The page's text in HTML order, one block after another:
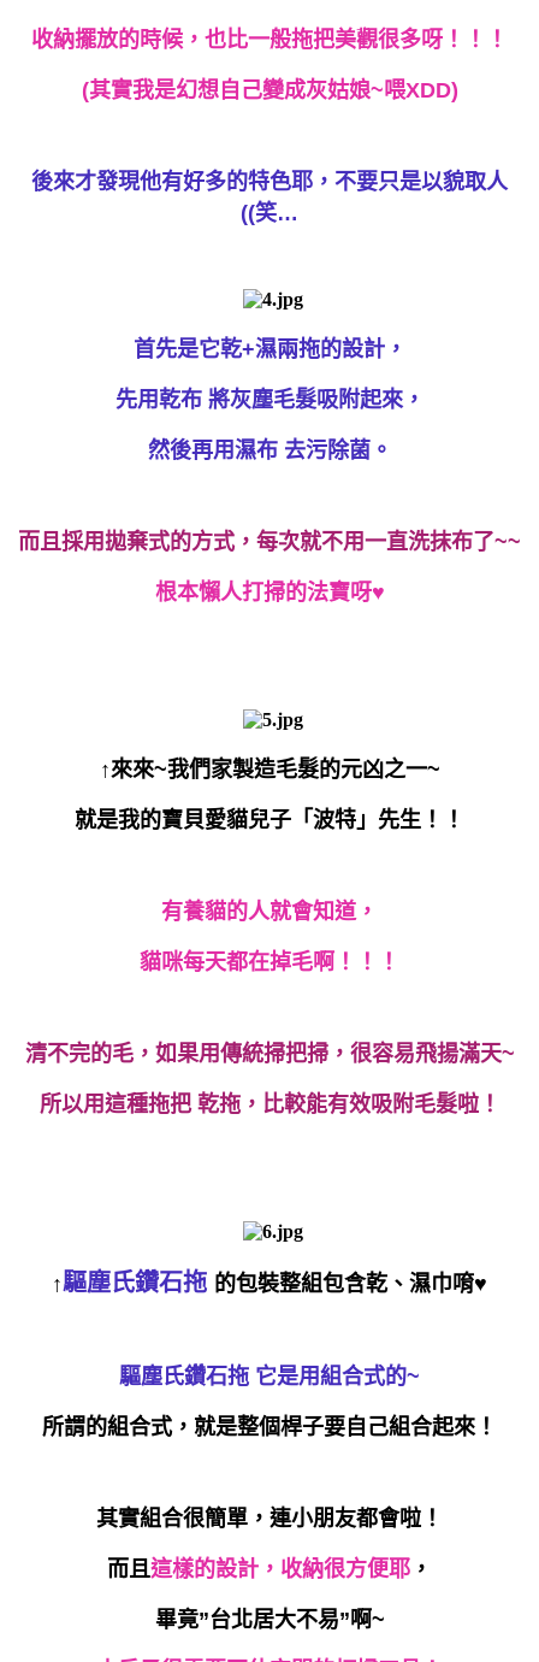
收納擺放的時候，也比一般拖把美觀很多呀！！！
(其實我是幻想自己變成灰姑娘~喂XDD)
後來才發現他有好多的特色耶，不要只是以貌取人
((笑…
首先是它乾+濕兩拖的設計，
先用乾布 將灰塵毛髮吸附起來，
然後再用濕布 去污除菌。
而且採用拋棄式的方式，每次就不用一直洗抹布了~~
根本懶人打掃的法寶呀♥
↑來來~我們家製造毛髮的元凶之一~
就是我的寶貝愛貓兒子「波特」先生！！
有養貓的人就會知道，
貓咪每天都在掉毛啊！！！
清不完的毛，如果用傳統掃把掃，很容易飛揚滿天~
所以用這種拖把 乾拖，比較能有效吸附毛髮啦！
↑驅塵氏鑽石拖 的包裝整組包含乾、濕巾唷♥
驅塵氏鑽石拖 它是用組合式的~
所謂的組合式，就是整個桿子要自己組合起來！
其實組合很簡單，連小朋友都會啦！
而且 這樣的設計，收納很方便耶 ，
畢竟”台北居大不易”啊~